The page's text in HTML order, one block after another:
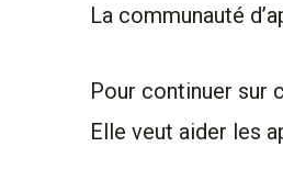
La communauté
Pour continuer sur
Elle veut aider les